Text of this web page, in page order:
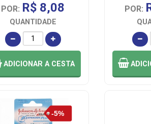
POR: R$ 8,08
QUANTIDADE
ADICIONARA CESTA
POR: